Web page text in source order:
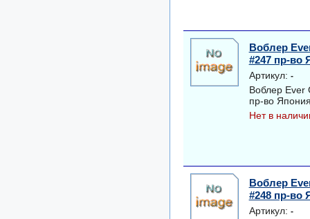
Воблер
#247 пр-во
Артикул: -
Воблер Ever
пр-во
Нет в
Воблер
#248 пр-во
Артикул: -